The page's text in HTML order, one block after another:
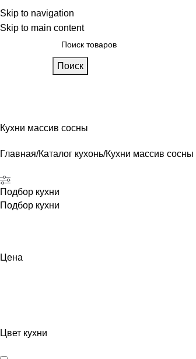
Skip to navigation
Skip to main content
БлогКалькулятор кухни
Поиск
Кухни массив сосны
Главная Каталог кухонь Кухни массив сосны
Подбор кухни
Подбор кухни
Цена
Цвет кухни